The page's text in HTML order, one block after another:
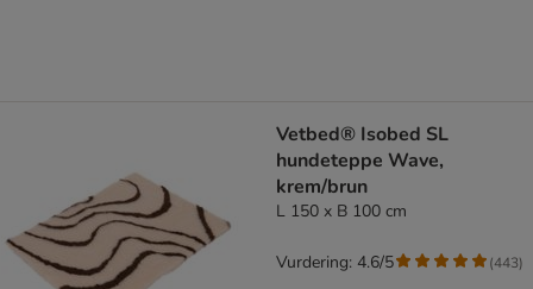
Vetbed® Isobed SL
hundeteppe Wave,
krem/brun
L 150 x B 100 cm
Vurdering: 4.6/5 (443)